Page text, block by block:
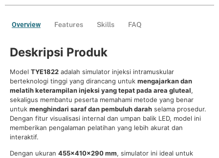
Overview Features Skills FAQ
Deskripsi Produk
Model TYE1822 adalah simulator injeksi intramuskular
berteknologi tinggi yang dirancang untuk mengajarkan dan
melatih keterampilan injeksi yang tepat pada area gluteal,
sekaligus membantu peserta memahami metode yang benar
untuk menghindari saraf dan pembuluh darah selama prosedur.
Dengan fitur visualisasi internal dan umpan balik LED, model ini
memberikan pengalaman pelatihan yang lebih akurat dan
interaktif.
Dengan ukuran 455×410×290 mm, simulator ini ideal untuk